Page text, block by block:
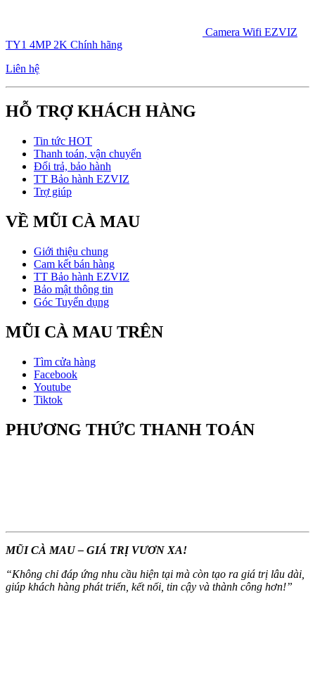
Camera Wifi EZVIZ
TY1 4MP 2K Chính hãng
Liên hệ
HỖ TRỢ KHÁCH HÀNG
Tin tức HOT
Thanh toán, vận chuyển
Đổi trả, bảo hành
TT Bảo hành EZVIZ
Trợ giúp
VỀ MŨI CÀ MAU
Giới thiệu chung
Cam kết bán hàng
TT Bảo hành EZVIZ
Bảo mật thông tin
Góc Tuyển dụng
MŨI CÀ MAU TRÊN
Tìm cửa hàng
Facebook
Youtube
Tiktok
PHƯƠNG THỨC THANH TOÁN
MŨI CÀ MAU – GIÁ TRỊ VƯƠN XA!
“Không chỉ đáp ứng nhu cầu hiện tại mà còn tạo ra giá trị lâu dài,
giúp khách hàng phát triển, kết nối, tin cậy và thành công hơn!”